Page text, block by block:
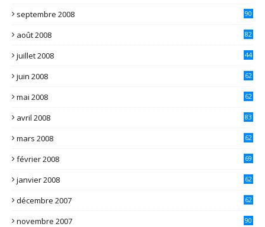
septembre 2008 90
août 2008 82
juillet 2008 44
juin 2008 62
mai 2008 62
avril 2008 83
mars 2008 62
février 2008 69
janvier 2008 62
décembre 2007 62
novembre 2007 90